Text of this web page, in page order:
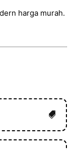
harga murah.